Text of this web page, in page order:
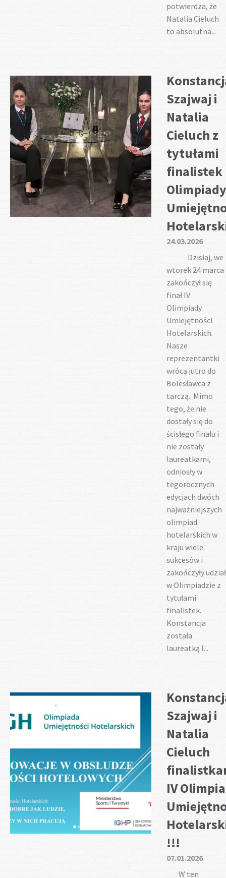
potwierdza, że
Natalia Cieluch
to absolutna...
Szajwaj i
Natalia
Cieluch z
tytułami
finalistek
Olimpiady
24.03.2026
Dzisiaj, we
wtorek 24 marca
zakończył się
finał IV
Olimpiady
Umiejętności
Hotelarskich.
Nasze
reprezentantki
wrócą jutro do
Bolesławca z
tarczą. Mimo
tego, że nie
dostały się do
ścisłego finału i
nie zostały
laureatkami,
odniosły w
tegorocznych
edycjach dwóch
najważniejszych
olimpiad
hotelarskich w
kraju wiele
sukcesów i
zakończyły udział
w Olimpiadzie z
tytułami
finalistek.
Konstancja
została
laureatką I...
Szajwaj i
Natalia
Cieluch
IV
!!!
07.01.2026
W ten